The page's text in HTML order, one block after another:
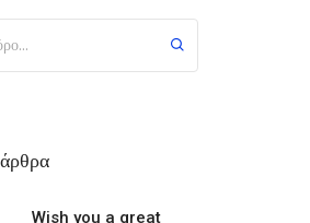
Wish you a great